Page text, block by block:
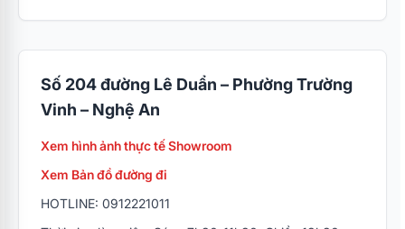
Số 204 đường Lê Duẩn – Phường Trường
Vinh – Nghệ An
Xem hình ảnh thực tế Showroom
Xem Bản đồ đường đi
HOTLINE: 0912221011